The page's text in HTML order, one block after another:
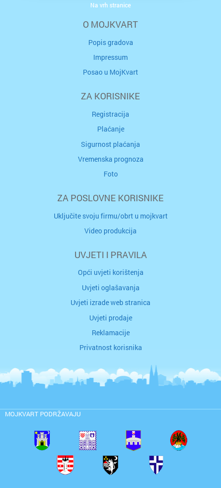
O MOJKVART
Popis gradova
Impressum
Posao u MojKvart
ZA KORISNIKE
Registracija
Plaćanje
Sigurnost plaćanja
Vremenska prognoza
Foto
ZA POSLOVNE KORISNIKE
Uključite svoju firmu/obrt u mojkvart
Video produkcija
UVJETI I PRAVILA
Opći uvjeti korištenja
Uvjeti oglašavanja
Uvjeti izrade web stranica
Uvjeti prodaje
Reklamacije
Privatnost korisnika
MOJKVART PODRŽAVAJU
Na vrh stranice